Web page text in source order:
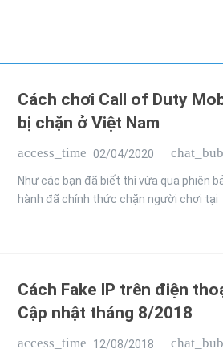
Cách chơi Call of Duty
bị chặn ở Việt Nam
access_time 02/04/2020
Như các bạn đã biết thì vừa qua phiên
hành đã chính thức chặn người chơi tại
Cách Fake IP trên điện
Cập nhật tháng 8/2018
access_time 12/08/2018